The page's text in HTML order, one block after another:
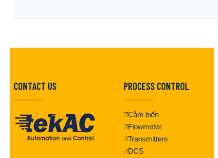
CONTACT US PROCESS CONTROL
Cảm biến
Flowmeter
Transmitters
DCS